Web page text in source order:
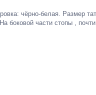
чёрно-белая. Размер
боковой части стопы , почти